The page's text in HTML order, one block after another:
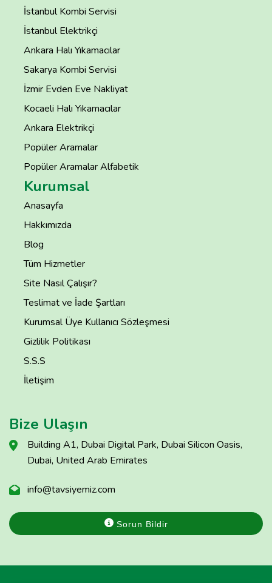
İstanbul Kombi Servisi
İstanbul Elektrikçi
Ankara Halı Yıkamacılar
Sakarya Kombi Servisi
İzmir Evden Eve Nakliyat
Kocaeli Halı Yıkamacılar
Ankara Elektrikçi
Popüler Aramalar
Popüler Aramalar Alfabetik
Kurumsal
Anasayfa
Hakkımızda
Blog
Tüm Hizmetler
Site Nasıl Çalışır?
Teslimat ve İade Şartları
Kurumsal Üye Kullanıcı Sözleşmesi
Gizlilik Politikası
S.S.S
İletişim
Bize Ulaşın
Building A1, Dubai Digital Park, Dubai Silicon Oasis,
Dubai, United Arab Emirates
info@tavsiyemiz.com
Sorun Bildir